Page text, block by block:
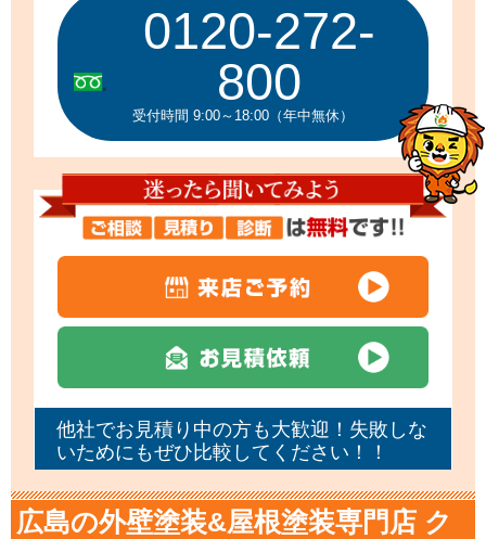
0120-272-
800
受付時間 9:00～18:00（年中無休）
他社でお見積り中の方も大歓迎！失敗しな
いためにもぜひ比較してください！！
広島の外壁塗装&屋根塗装専門店 ク